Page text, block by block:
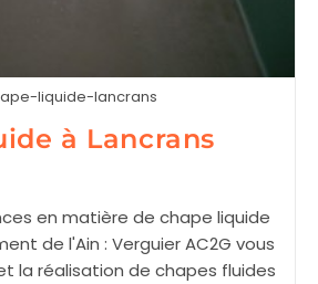
liquide-lancrans
à Lancrans
en matière de chape liquide
de l'Ain : Verguier AC2G vous
la réalisation de chapes fluides